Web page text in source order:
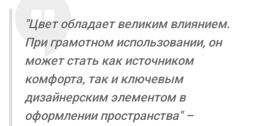
"Цвет обладает великим влиянием.
При грамотном использовании, он
может стать как источником
комфорта, так и ключевым
дизайнерским элементом в
оформлении пространства" –